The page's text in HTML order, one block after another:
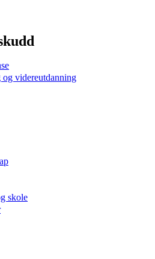
videreutdanning
skole